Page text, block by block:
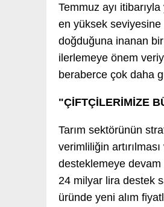
Temmuz ayı
en yüksek seviyesine
doğduğuna inanan
ilerlemeye önem
beraberce çok daha
"ÇİFTÇİLERİMİZE
Tarım sektörünün
verimliliğin
desteklemeye devam
24 milyar lira destek
üründe yeni alım